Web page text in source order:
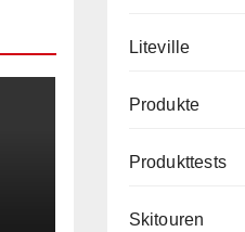
Liteville
Produkte
Produkttests
Skitouren